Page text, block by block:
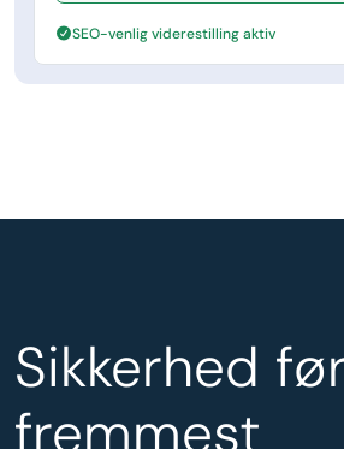
SEO-venlig viderestilling aktiv
Sikkerhed
fremmest